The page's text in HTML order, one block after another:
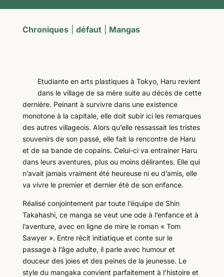
Chroniques| défaut| Mangas
Etudiante en arts plastiques à Tokyo, Haru revient
dans le village de sa mère suite au décès de cette
dernière. Peinant à survivre dans une existence
monotone à la capitale, elle doit subir ici les remarques
des autres villageois. Alors qu’elle ressassait les tristes
souvenirs de son passé, elle fait la rencontre de Haru
et de sa bande de copains. Celui-ci va entrainer Haru
dans leurs aventures, plus ou moins délirantes. Elle qui
n’avait jamais vraiment été heureuse ni eu d’amis, elle
va vivre le premier et dernier été de son enfance.
Réalisé conjointement par toute l’équipe de Shin
Takahashi, ce manga se veut une ode à l’enfance et à
l’aventure, avec en ligne de mire le roman « Tom
Sawyer ». Entre récit initiatique et conte sur le
passage à l’âge adulte, il parle avec humour et
douceur des joies et des peines de la jeunesse. Le
style du mangaka convient parfaitement à l’histoire et